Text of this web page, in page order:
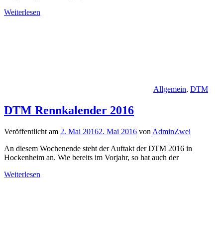
Weiterlesen
Allgemein, DTM
DTM Rennkalender 2016
Veröffentlicht am 2. Mai 20162. Mai 2016 von AdminZwei
An diesem Wochenende steht der Auftakt der DTM 2016 in
Hockenheim an. Wie bereits im Vorjahr, so hat auch der
Weiterlesen